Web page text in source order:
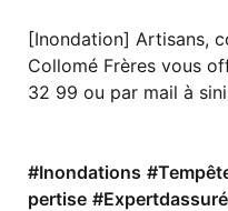
[Inondation] Artisans,
Collomé Frères vous
32 99 ou par mail à
#Inondations
pertise #Expertdassuré